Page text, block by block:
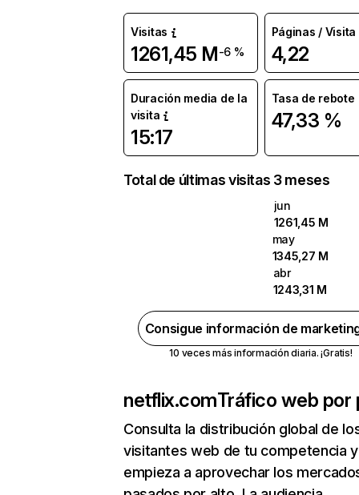
Visitas
1261,45 M-6 %
Páginas / Visita
4,22
Duración media de la
visita
15:17
Tasa de rebote
47,33 %
Total de últimas visitas 3 meses
jun
1261,45 M
may
1345,27 M
abr
1243,31 M
Consigue información de
10 veces más información diaria. ¡Gratis!
netflix.comTráfico web por
Consulta la distribución global de
visitantes web de tu competencia y
empieza a aprovechar los